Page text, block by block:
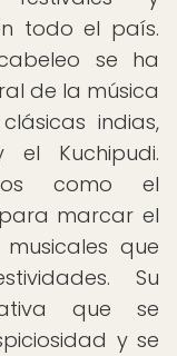
todo el país.
se ha
de la música
indias,
Kuchipudi.
como el
marcar el
que
Su
que se
y se